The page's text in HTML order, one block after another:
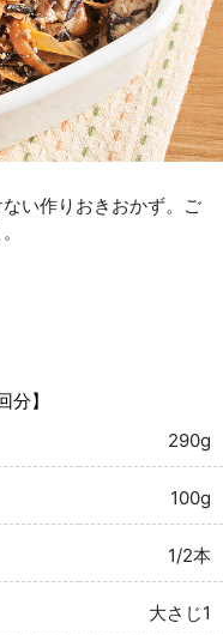
い作りおきおかず。ご
分】
290g
100g
1/2本
大さじ1